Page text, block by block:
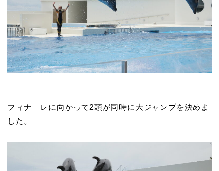
フィナーレに向かって2頭が同時に大ジャンプを決めま
した。